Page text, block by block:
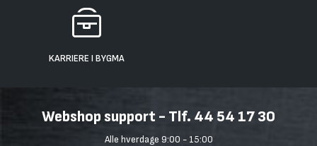
KARRIERE I BYGMA
Webshop support - Tlf. 44 54 17 30
Alle hverdage 9:00 - 15:00